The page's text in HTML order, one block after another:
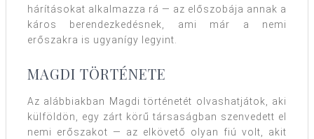
hárításokat alkalmazza rá — az előszobája annak a
káros berendezkedésnek, ami már a nemi
erőszakra is ugyanígy legyint.
MAGDI TÖRTÉNETE
Az alábbiakban Magdi történetét olvashatjátok, aki
külföldön, egy zárt körű társaságban szenvedett el
nemi erőszakot — az elkövető olyan fiú volt, akit